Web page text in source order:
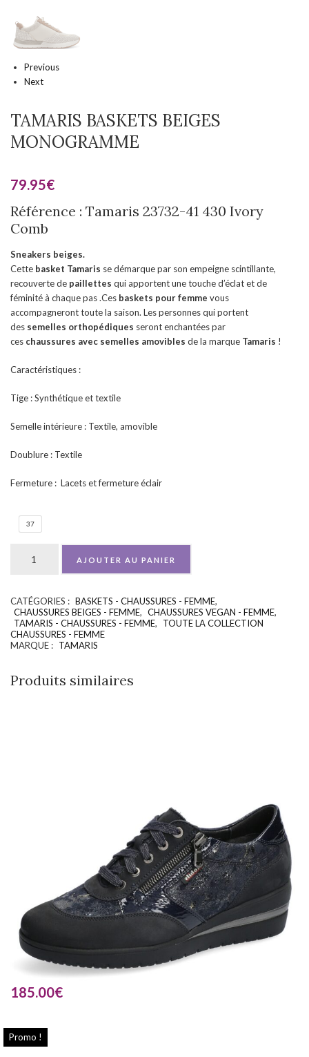
Previous
Next
TAMARIS BASKETS BEIGES
MONOGRAMME
79.95€
Référence : Tamaris 23732-41 430 Ivory
Comb
Sneakers beiges.
Cette basket Tamaris se démarque par son empeigne scintillante,
recouverte de paillettes qui apportent une touche d’éclat et de
féminité à chaque pas .Ces baskets pour femme vous
accompagneront toute la saison. Les personnes qui portent
des semelles orthopédiques seront enchantées par
ces chaussures avec semelles amovibles de la marque Tamaris !
Caractéristiques :
Tige : Synthétique et textile
Semelle intérieure : Textile, amovible
Doublure : Textile
Fermeture : Lacets et fermeture éclair
37
AJOUTER AU PANIER
CATÉGORIES : BASKETS - CHAUSSURES - FEMME,
CHAUSSURES BEIGES - FEMME, CHAUSSURES VEGAN - FEMME,
TAMARIS - CHAUSSURES - FEMME,
TOUTE LA COLLECTION
CHAUSSURES - FEMME
MARQUE : TAMARIS
Produits similaires
185.00€
Promo !